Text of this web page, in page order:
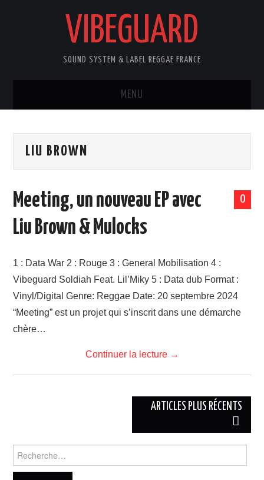
VIBEGUARD
SOUND SYSTEM & LABEL REGGAE FRANCE
MENU
NEWS
LIU BROWN
0
Meeting, un nouveau EP avec
Liu Brown & Mulocks
1 : Data War 2 : Rouge 3 : General Mobilisation 4 :
Vibeguard Soldiah Feat. Lil’Miky 5 : Data dub Format :
Vinyl/Digital Genre: Reggae Date: 20 septembre 2024
“Meeting” est un projet qui s’inscrit dans une démarche
chère…
Continuer la lecture →
ARTICLES PLUS RÉCENTS